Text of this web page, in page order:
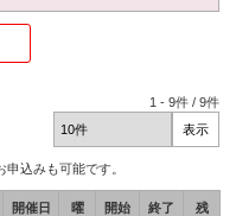
1 -9件 /9件
込みも可能です。
開催日
曜
開始
終了
残